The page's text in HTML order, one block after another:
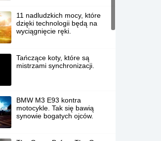
11 nadludzkich mocy, które
dzięki technologii będą na
wyciągnięcie ręki.
Tańczące koty, które są
mistrzami synchronizacji.
BMW M3 E93 kontra
motocykle. Tak się bawią
synowie bogatych ojców.